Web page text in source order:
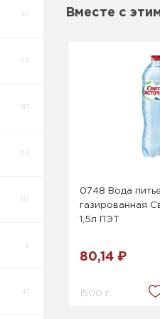
87
114
187
214
215
6
47
Вместе с
0748 Вода
газированная
1,5л ПЭТ
80,14 ₽
1500 г.